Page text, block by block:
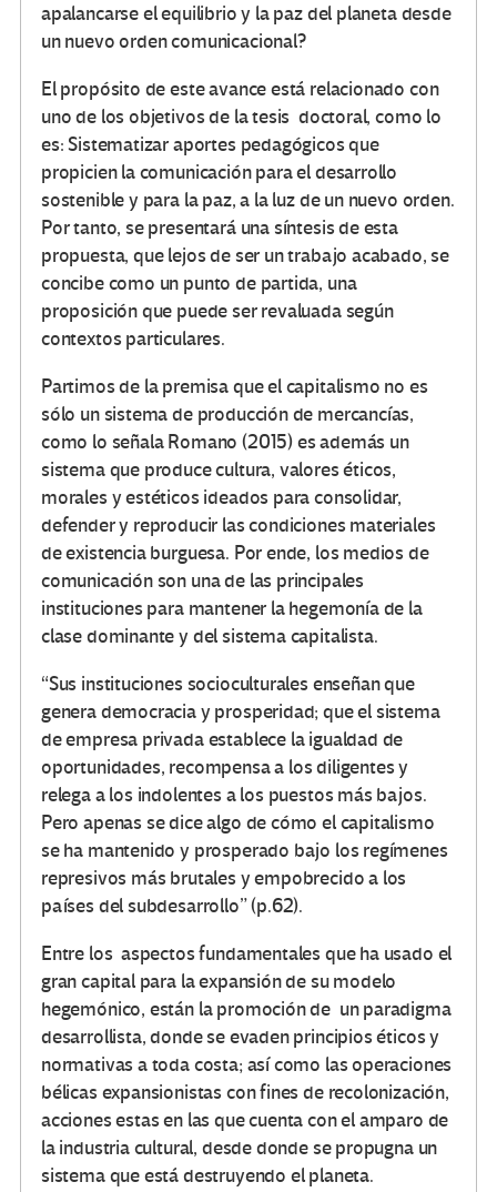
apalancarse el equilibrio y la paz del planeta desde
un nuevo orden comunicacional?
El propósito de este avance está relacionado con
uno de los objetivos de la tesis doctoral, como lo
es: Sistematizar aportes pedagógicos que
propicien la comunicación para el desarrollo
sostenible y para la paz, a la luz de un nuevo orden.
Por tanto, se presentará una síntesis de esta
propuesta, que lejos de ser un trabajo acabado, se
concibe como un punto de partida, una
proposición que puede ser revaluada según
contextos particulares.
Partimos de la premisa que el capitalismo no es
sólo un sistema de producción de mercancías,
como lo señala Romano (2015) es además un
sistema que produce cultura, valores éticos,
morales y estéticos ideados para consolidar,
defender y reproducir las condiciones materiales
de existencia burguesa. Por ende, los medios de
comunicación son una de las principales
instituciones para mantener la hegemonía de la
clase dominante y del sistema capitalista.
“Sus instituciones socioculturales enseñan que
genera democracia y prosperidad; que el sistema
de empresa privada establece la igualdad de
oportunidades, recompensa a los diligentes y
relega a los indolentes a los puestos más bajos.
Pero apenas se dice algo de cómo el capitalismo
se ha mantenido y prosperado bajo los regímenes
represivos más brutales y empobrecido a los
países del subdesarrollo” (p.62).
Entre los aspectos fundamentales que ha usado el
gran capital para la expansión de su modelo
hegemónico, están la promoción de un paradigma
desarrollista, donde se evaden principios éticos y
normativas a toda costa; así como las operaciones
bélicas expansionistas con fines de recolonización,
acciones estas en las que cuenta con el amparo de
la industria cultural, desde donde se propugna un
sistema que está destruyendo el planeta.